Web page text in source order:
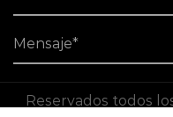
Reservados todos